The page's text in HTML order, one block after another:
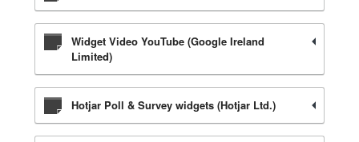
Widget Video YouTube (Google Ireland
Limited)
Hotjar Poll & Survey widgets (Hotjar Ltd.)